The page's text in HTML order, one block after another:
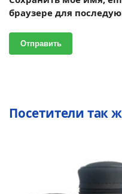
браузере для
Посетители так